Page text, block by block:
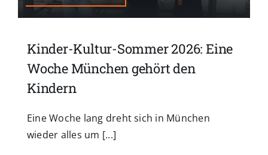
Kinder-Kultur-Sommer 2026: Eine
Woche München gehört den
Kindern
Eine Woche lang dreht sich in München
wieder alles um [...]